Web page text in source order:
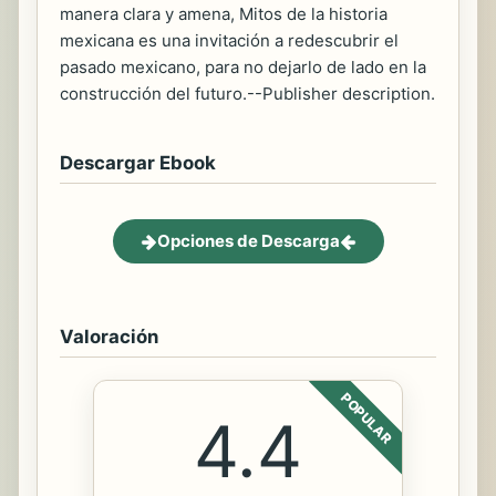
manera clara y amena, Mitos de la historia
mexicana es una invitación a redescubrir el
pasado mexicano, para no dejarlo de lado en la
construcción del futuro.--Publisher description.
Descargar Ebook
Opciones de Descarga
Valoración
POPULAR
4.4